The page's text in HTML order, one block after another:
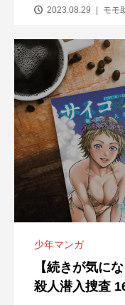
2023.08.29 モモ
少年マンガ
【続きが気に
殺人潜入捜査